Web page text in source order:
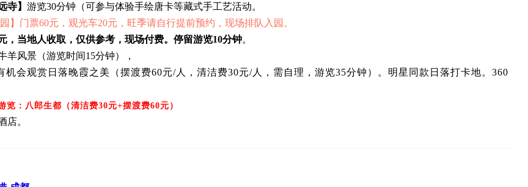
寺】 游览30分钟（可参与体验手绘唐卡等藏式手工艺活动。
园】门票60元，观光车20元，旺季请自行提前预约，现场排队入园。
，当地人收取，仅供参考，现场付费。停留游览10分钟。
羊风景（游览时间15分钟），
机会观赏日落晚霞之美（摆渡费60元/人，清洁费30元/人，需自理，游览35分钟）。明星同款日落打卡地。360
览：八郎生都（清洁费30元+摆渡费60元）
店。